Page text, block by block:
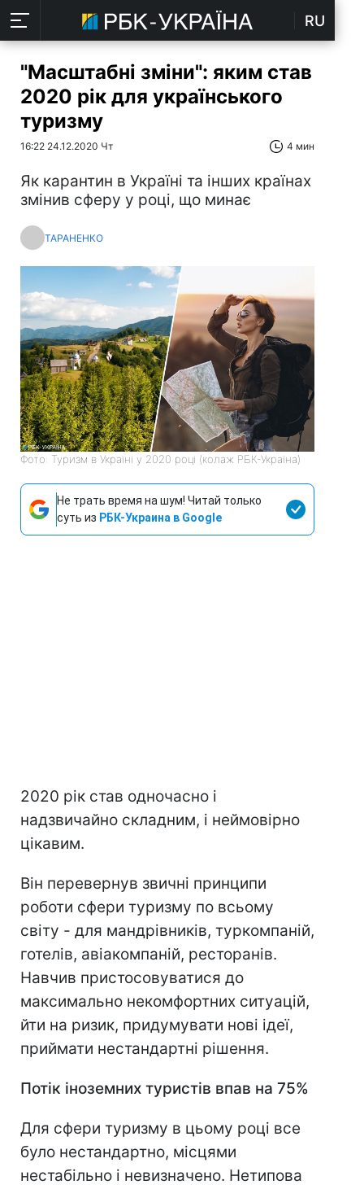
RU
"Масштабні зміни": яким став
2020 рік для українського
туризму
16:22 24.12.2020 Чт 4 мин
Як карантин в Україні та інших країнах
змінив сферу у році, що минає
ТАРАНЕНКО
Фото: Туризм в Україні у 2020 році (колаж РБК-Україна)
Не трать время на шум! Читай только
суть из РБК-Украина в Google
2020 рік став одночасно і
надзвичайно складним, і неймовірно
цікавим.
Він перевернув звичні принципи
роботи сфери туризму по всьому
світу - для мандрівників, туркомпаній,
готелів, авіакомпаній, ресторанів.
Навчив пристосовуватися до
максимально некомфортних ситуацій,
йти на ризик, придумувати нові ідеї,
приймати нестандартні рішення.
Потік іноземних туристів впав на 75%
Для сфери туризму в цьому році все
було нестандартно, місцями
нестабільно і невизначено. Нетипова